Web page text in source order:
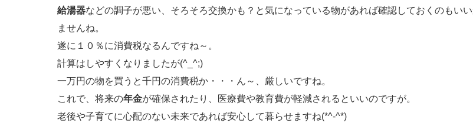
給湯器などの調子が悪い、そろそろ交換かも？と気になっている物があれば確認しておくのもい
ませんね。
遂に１０％に消費税なるんですね～。
計算はしやすくなりましたが(^_^;)
一万円の物を買うと千円の消費税か・・・ん～、厳しいですね。
これで、将来の年金が確保されたり、医療費や教育費が軽減されるといいのですが。
老後や子育てに心配のない未来であれば安心して暮らせますね(*^-^*)